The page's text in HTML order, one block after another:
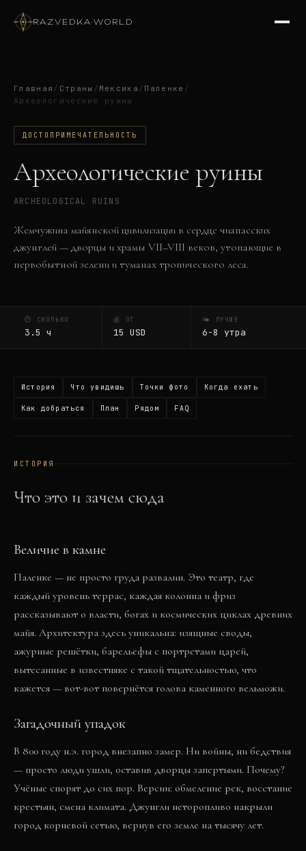
RAZVEDKA·WORLD
Главная / Страны / Мексика / Паленке /
Археологические руины
ДОСТОПРИМЕЧАТЕЛЬНОСТЬ
Археологические руины
ARCHEOLOGICAL RUINS
Жемчужина майянской цивилизации в сердце чиапасских
джунглей — дворцы и храмы VII–VIII веков, утопающие в
первобытной зелени и туманах тропического леса.
⏱ СКОЛЬКО
3.5 ч
💰 ОТ
15 USD
🌤 ЛУЧШЕ
6-8 утра
История Что увидишь Точки фото Когда ехать
Как добраться План Рядом FAQ
ИСТОРИЯ
Что это и зачем сюда
Величие в камне
Паленке — не просто груда развалин. Это театр, где
каждый уровень террас, каждая колонна и фриз
рассказывают о власти, богах и космических циклах древних
майя. Архитектура здесь уникальна: изящные своды,
ажурные решётки, барельефы с портретами царей,
вытесанные в известняке с такой тщательностью, что
кажется — вот-вот повернётся голова каменного вельможи.
Загадочный упадок
В 800 году н.э. город внезапно замер. Ни войны, ни бедствия
— просто люди ушли, оставив дворцы запертыми. Почему?
Учёные спорят до сих пор. Версии: обмеление рек, восстание
крестьян, смена климата. Джунгли неторопливо накрыли
город корневой сетью, вернув его земле на тысячу лет.